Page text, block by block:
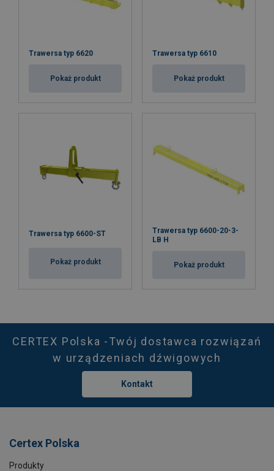
Trawersa typ 6620
Pokaż produkt
Trawersa typ 6610
Pokaż produkt
Trawersa typ 6600-ST
Pokaż produkt
Trawersa typ 6600-20-3-
LB H
Pokaż produkt
CERTEX Polska -Twój dostawca rozwiązań
w urządzeniach dźwigowych
Kontakt
Certex Polska
Produkty